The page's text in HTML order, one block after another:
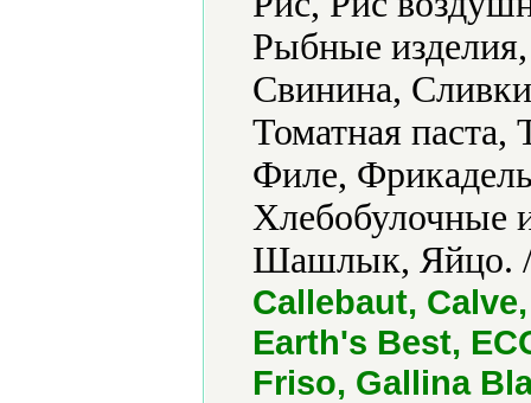
Рыбные
Свинина,
Томатная
Филе,
Хлебобулочные
Шашлык, Яйцо.
Callebaut,
Earth's Best,
Friso, Gallina